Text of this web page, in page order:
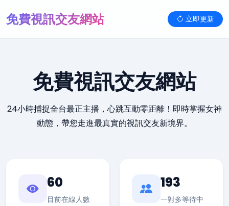
免費視訊交友網站 立即更新
免費視訊交友網站
24小時捕捉全台最正主播，心跳互動零距離！即時掌握女神
動態，帶您走進最真實的視訊交友新境界。
60
目前在線人數
193
一對多等待中